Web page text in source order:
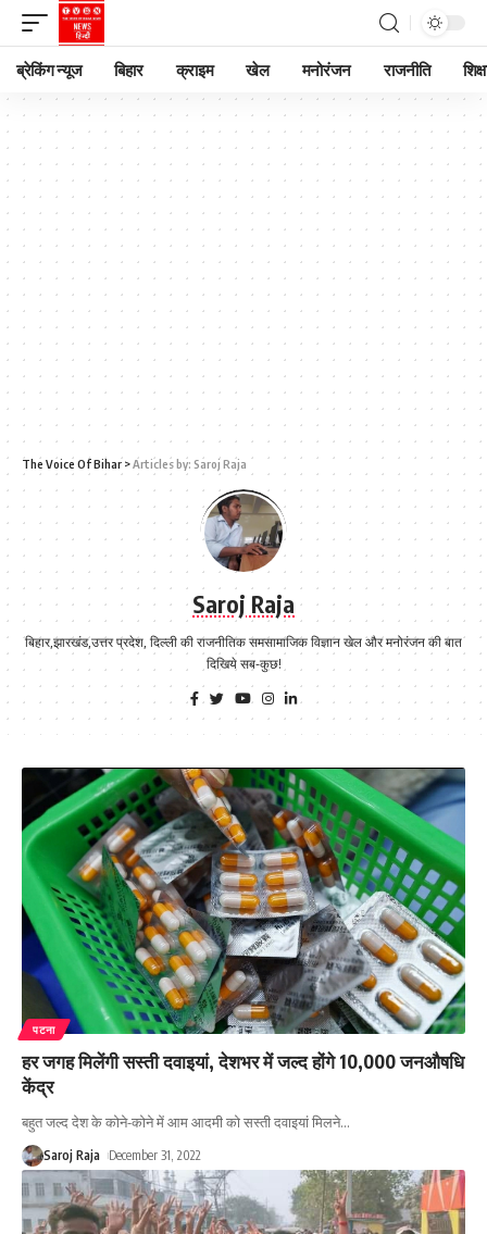
ब्रेकिंग न्यूज बिहार क्राइम खेल मनोरंजन राजनीति
The Voice Of Bihar>Articles by: Saroj Raja
Saroj Raja
बिहार,झारखंड,उत्तर प्रदेश, दिल्ली की राजनीतिक समसामाजिक विज्ञान खेल और मनोरंजन की बात
दिखिये सब-कुछ!
पटना
हर जगह मिलेंगी सस्ती दवाइयां, देशभर में जल्द होंगे 10,000 जनऔषधि
केंद्र
बहुत जल्द देश के कोने-कोने में आम आदमी को सस्ती दवाइयां मिलने…
Saroj Raja December 31, 2022